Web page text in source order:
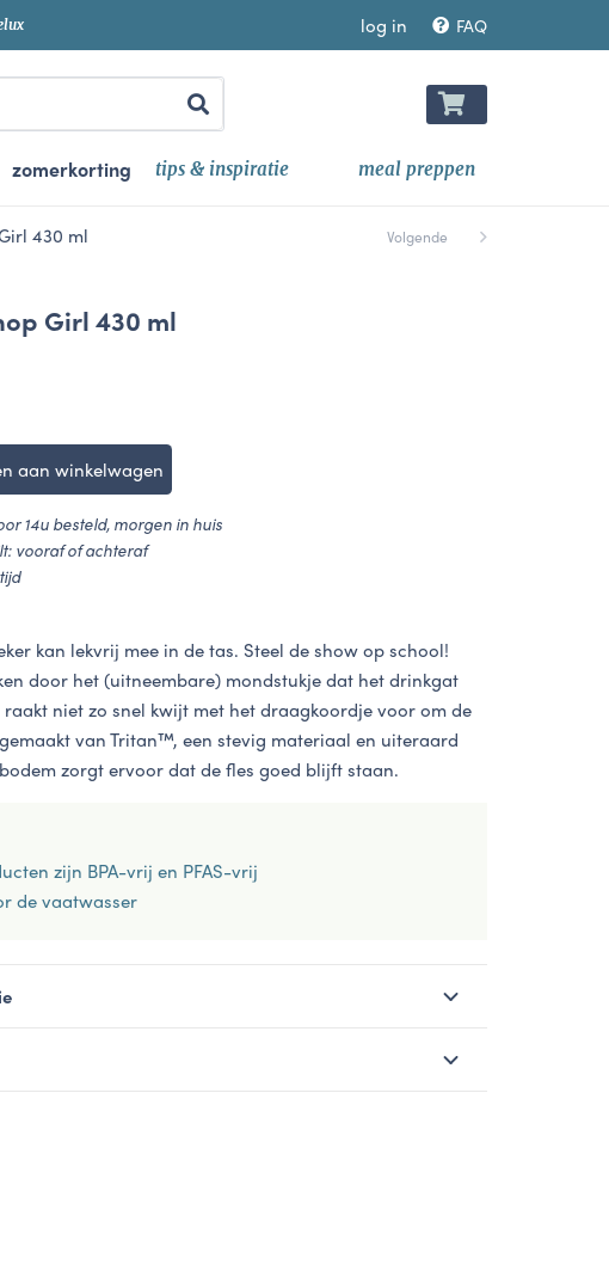
log in FAQ
zomerkorting tips & inspiratie meal preppen
430 ml Volgende
Girl 430 ml
aan winkelwagen
14u besteld, morgen in huis
vooraf of achteraf
kan lekvrij mee in de tas. Steel de show op school!
door het (uitneembare) mondstukje dat het drinkgat
raakt niet zo snel kwijt met het draagkoordje voor om de
van Tritan™, een stevig materiaal en uiteraard
zorgt ervoor dat de fles goed blijft staan.
zijn BPA-vrij en PFAS-vrij
de vaatwasser